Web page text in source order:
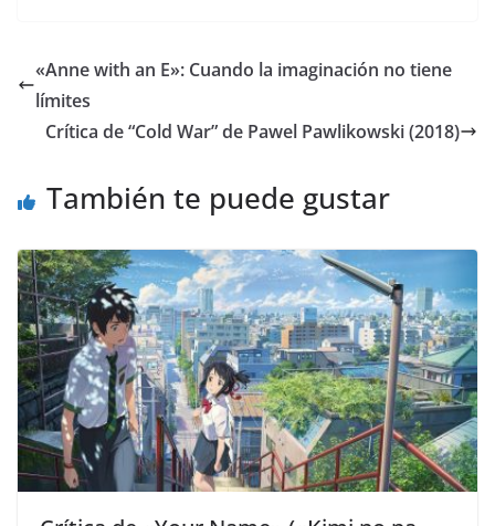
«Anne with an E»: Cuando la imaginación no tiene
límites
Crítica de “Cold War” de Pawel Pawlikowski (2018)
También te puede gustar